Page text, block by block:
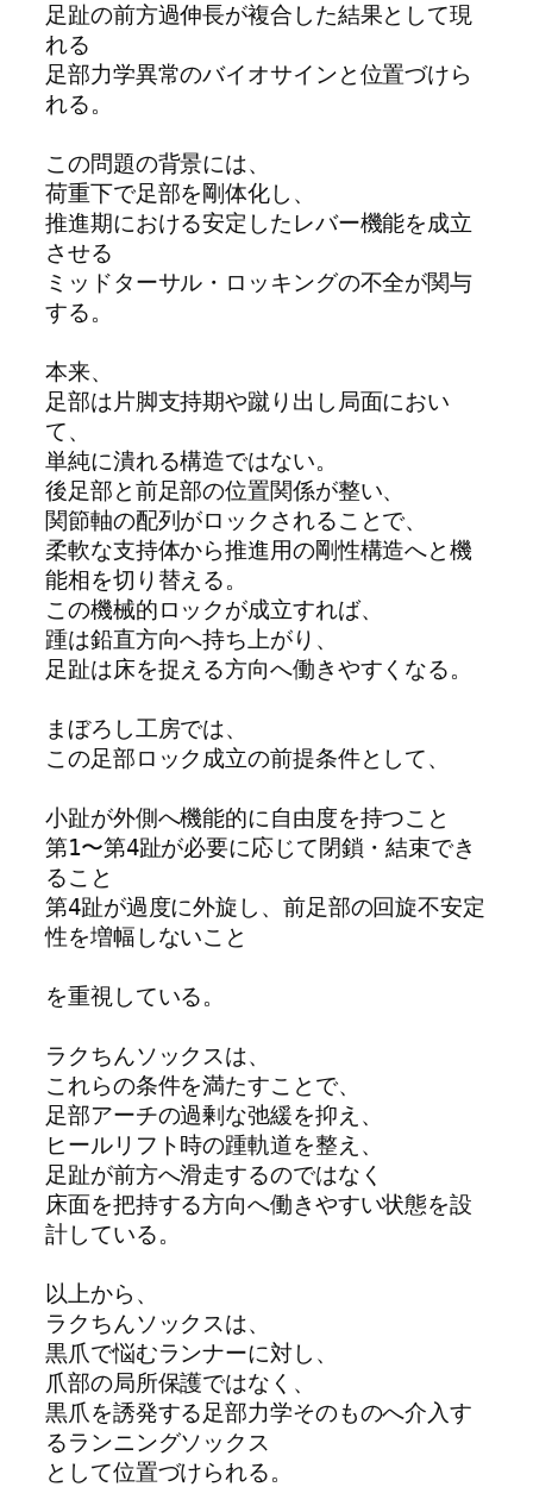
足趾の前方過伸長が複合した結果として現
れる
足部力学異常のバイオサインと位置づけら
れる。
この問題の背景には、
荷重下で足部を剛体化し、
推進期における安定したレバー機能を成立
させる
ミッドターサル・ロッキングの不全が関与
する。
本来、
足部は片脚支持期や蹴り出し局面におい
て、
単純に潰れる構造ではない。
後足部と前足部の位置関係が整い、
関節軸の配列がロックされることで、
柔軟な支持体から推進用の剛性構造へと機
能相を切り替える。
この機械的ロックが成立すれば、
踵は鉛直方向へ持ち上がり、
足趾は床を捉える方向へ働きやすくなる。
まぼろし工房では、
この足部ロック成立の前提条件として、
小趾が外側へ機能的に自由度を持つこと
第1〜第4趾が必要に応じて閉鎖・結束でき
ること
第4趾が過度に外旋し、前足部の回旋不安定
性を増幅しないこと
を重視している。
ラクちんソックスは、
これらの条件を満たすことで、
足部アーチの過剰な弛緩を抑え、
ヒールリフト時の踵軌道を整え、
足趾が前方へ滑走するのではなく
床面を把持する方向へ働きやすい状態を設
計している。
以上から、
ラクちんソックスは、
黒爪で悩むランナーに対し、
爪部の局所保護ではなく、
黒爪を誘発する足部力学そのものへ介入す
るランニングソックス
として位置づけられる。